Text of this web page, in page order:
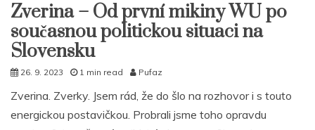
Zverina – Od první mikiny WU po
současnou politickou situaci na
Slovensku
26. 9. 2023 1 min read Pufaz
Zverina. Zverky. Jsem rád, že do šlo na rozhovor i s touto
energickou postavičkou. Probrali jsme toho opravdu